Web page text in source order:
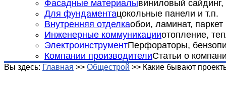
Фасадные материалывиниловый сайдинг,
Для фундаментацокольные панели и т.п.
Внутренняя отделкаобои, ламинат, паркет
Инженерные коммуникацииотопление,
ЭлектроинструментПерфораторы,
Компании производителиСтатьи о
Вы здесь: Главная >> Общестрой >> Какие бывают